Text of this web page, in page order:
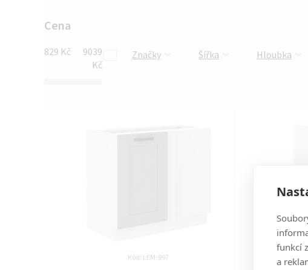
funkcí
a
Cena
829 Kč
9039
Kč
Značky Šířka Hloubka
Kód: LEM-997